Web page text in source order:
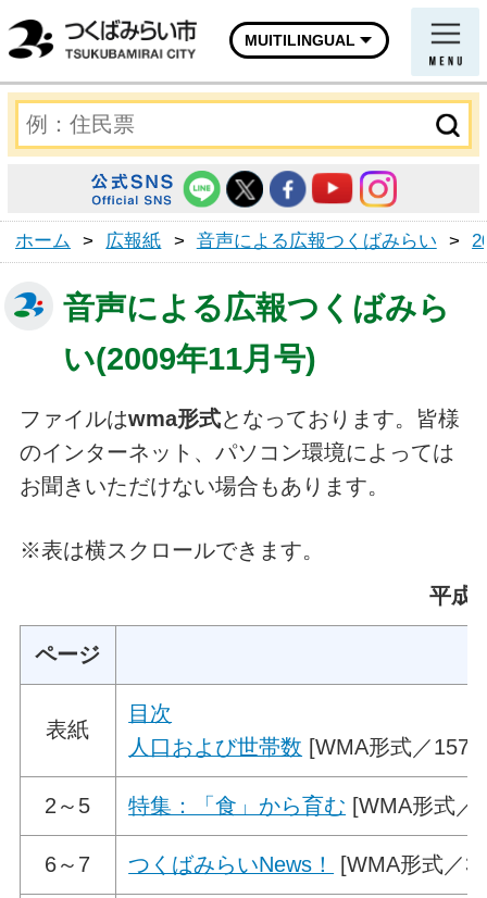
MUITILINGUAL
ホーム > 広報紙 > 音声による広報つくばみらい >
音声による広報つくばみら
い(2009年11月号)
ファイルはwma形式となっております。皆様
のインターネット、パソコン環境によっては
お聞きいただけない場合もあります。
※表は横スクロールできます。
平成
ページ
表紙
目次
人口および世帯数 [WMA形式／
2～5 特集：「食」から育む [WMA形式／
6～7 つくばみらいNews！ [WMA形式／